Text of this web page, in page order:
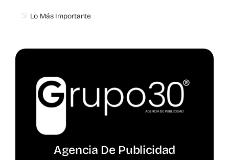
Lo Más Importante
Agencia De Publicidad